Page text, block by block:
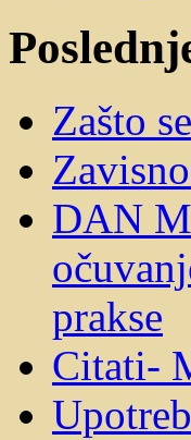
Zašto
DAN
prakse
Citati-